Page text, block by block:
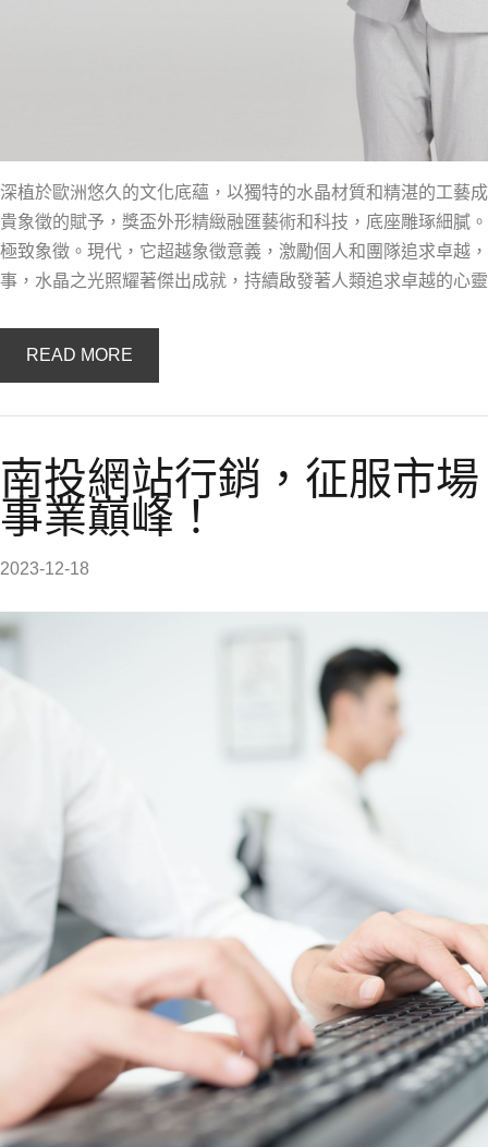
深植於歐洲悠久的文化底蘊，以獨特的水晶材質和精湛的工藝
貴象徵的賦予，獎盃外形精緻融匯藝術和科技，底座雕琢細膩
極致象徵。現代，它超越象徵意義，激勵個人和團隊追求卓越
事，水晶之光照耀著傑出成就，持續啟發著人類追求卓越的心
READ MORE
南投網站行銷，征服市
事業巔峰！
2023-12-18